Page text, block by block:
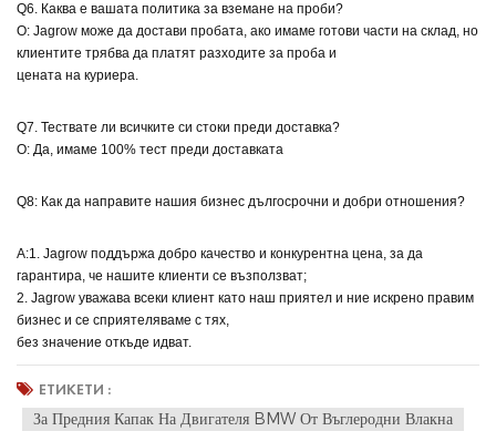
Q6. Каква е вашата политика за вземане на проби?
О: Jagrow може да достави пробата, ако имаме готови части на склад, но
клиентите трябва да платят разходите за проба и
цената на куриера.
Q7. Тествате ли всичките си стоки преди доставка?
О: Да, имаме 100% тест преди доставката
Q8: Как да направите нашия бизнес дългосрочни и добри отношения?
A:1. Jagrow поддържа добро качество и конкурентна цена, за да
гарантира, че нашите клиенти се възползват;
2. Jagrow уважава всеки клиент като наш приятел и ние искрено правим
бизнес и се сприятеляваме с тях,
без значение откъде идват.
ЕТИКЕТИ :
За Предния Капак На Двигателя BMW От Въглеродни Влакна